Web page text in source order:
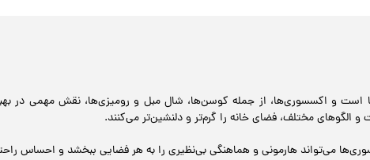
است و اکسسوری‌ها، از جمله کوسن‌ها، شال مبل و رومیزی‌ها، نقش مهمی در
و الگوهای مختلف، فضای خانه را گرم‌تر و دلنشین‌تر می‌کنند.
می‌تواند هارمونی و هماهنگی بی‌نظیری را به هر فضایی ببخشد و احساس راحتی